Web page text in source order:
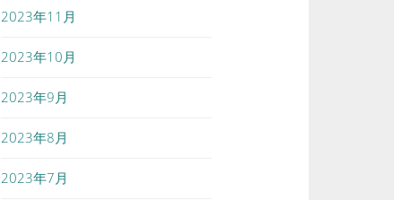
2023年11月
2023年10月
2023年9月
2023年8月
2023年7月